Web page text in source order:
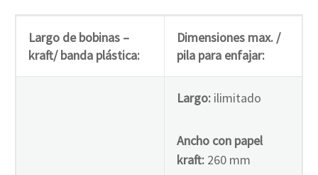
Largo de bobinas –
kraft/ banda plástica:
Dimensiones max. /
pila para enfajar:
Largo: ilimitado
Ancho con papel
kraft: 260 mm